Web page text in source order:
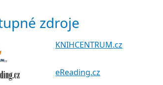
zdroje
KNIHCENTRUM.cz
eReading.cz